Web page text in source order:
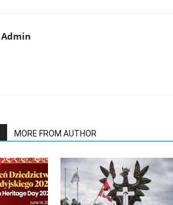
Admin
MORE FROM AUTHOR